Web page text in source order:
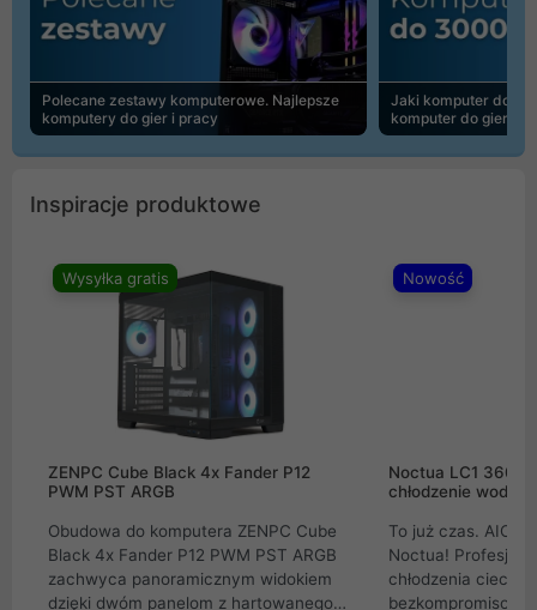
Polecane zestawy komputerowe. Najlepsze
komputery do gier i pracy
Jaki komputer do
komputer do gier |
Inspiracje produktowe
Wysyłka gratis
ZENPC Cube Black 4x Fander P12
PWM PST ARGB
Obudowa do komputera ZENPC Cube
Black 4x Fander P12 PWM PST ARGB
zachwyca panoramicznym widokiem
dzięki dwóm panelom z hartowanego
Nowość
Noctua LC1
chłodzenie wodne
To już czas. AIO
Noctua!
chłodzenia cieczą